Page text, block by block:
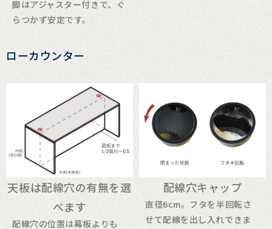
脚はアジャスター付きで、ぐ
らつかず安定です。
ローカウンター
天板は配線穴の有無を選
べます
配線穴の位置は幕板よりも
配線穴キャップ
直径6cm。フタを半回転さ
せて配線を出し入れできま